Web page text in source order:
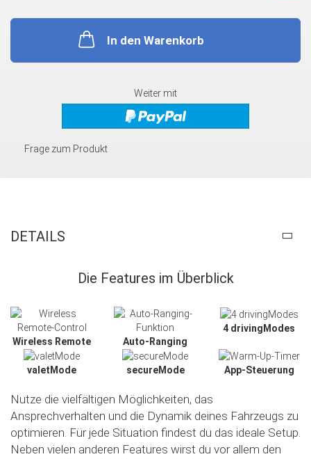
In den Warenkorb
Weiter mit
Frage zum Produkt
DETAILS
Die Features im Überblick
Wireless Remote Auto-Ranging
4 drivingModes
valetMode secureMode App-Steuerung
Nutze die vielfältigen Möglichkeiten, das
Ansprechverhalten und die Dynamik deines Fahrzeugs zu
optimieren. Für jede Situation findest du das ideale Setup.
Neben vielen anderen Features wirst du vor allem den